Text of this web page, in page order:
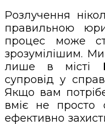
Розлучення
правильною
процес може
зрозумілішим.
лише в місті
супровід у
Якщо вам
вміє не просто
ефективно